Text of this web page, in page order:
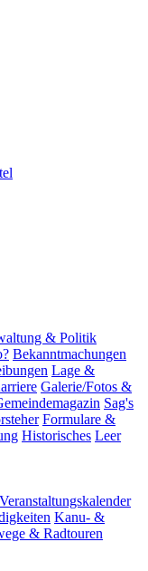
& Politik
Bekanntmachungen
Lage &
Galerie/Fotos &
Sag's
Formulare &
Historisches Leer
Veranstaltungskalender
Kanu- &
& Radtouren